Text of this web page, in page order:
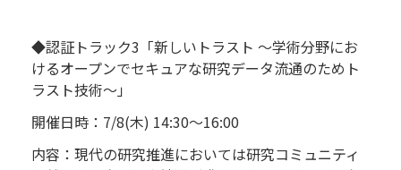
◆認証トラック3「新しいトラスト 〜学術分野にお
けるオープンでセキュアな研究データ流通のためト
ラスト技術〜」
開催日時：7/8(木) 14:30～16:00
内容：現代の研究推進においては研究コミュニティ